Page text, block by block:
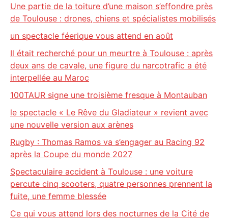
Une partie de la toiture d’une maison s’effondre près
de Toulouse : drones, chiens et spécialistes mobilisés
un spectacle féerique vous attend en août
Il était recherché pour un meurtre à Toulouse : après
deux ans de cavale, une figure du narcotrafic a été
interpellée au Maroc
100TAUR signe une troisième fresque à Montauban
le spectacle « Le Rêve du Gladiateur » revient avec
une nouvelle version aux arènes
Rugby : Thomas Ramos va s’engager au Racing 92
après la Coupe du monde 2027
Spectaculaire accident à Toulouse : une voiture
percute cinq scooters, quatre personnes prennent la
fuite, une femme blessée
Ce qui vous attend lors des nocturnes de la Cité de